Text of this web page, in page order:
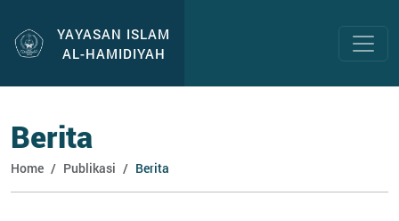
YAYASAN ISLAM
AL-HAMIDIYAH
Berita
Home Publikasi Berita